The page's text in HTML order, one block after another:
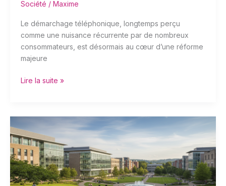
Société / Maxime
Le démarchage téléphonique, longtemps perçu
comme une nuisance récurrente par de nombreux
consommateurs, est désormais au cœur d’une réforme
majeure
Lire la suite »
université
domine
le
paysage
académique